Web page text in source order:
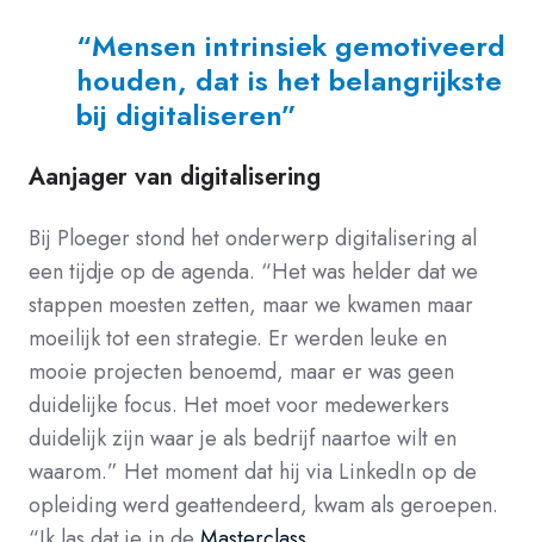
“Mensen intrinsiek gemotiveerd
houden, dat is het belangrijkste
bij digitaliseren”
Aanjager van digitalisering
Bij Ploeger stond het onderwerp digitalisering al
een tijdje op de agenda. “Het was helder dat we
stappen moesten zetten, maar we kwamen maar
moeilijk tot een strategie. Er werden leuke en
mooie projecten benoemd, maar er was geen
duidelijke focus. Het moet voor medewerkers
duidelijk zijn waar je als bedrijf naartoe wilt en
waarom.” Het moment dat hij via LinkedIn op de
opleiding werd geattendeerd, kwam als geroepen.